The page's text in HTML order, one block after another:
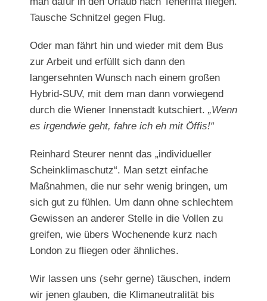
Tausche Schnitzel gegen Flug.
Oder man fährt hin und wieder mit dem Bus
zur Arbeit und erfüllt sich dann den
langersehnten Wunsch nach einem großen
Hybrid-SUV, mit dem man dann vorwiegend
durch die Wiener Innenstadt kutschiert. „Wenn
es irgendwie geht, fahre ich eh mit Öffis!“
Reinhard Steurer nennt das „individueller
Scheinklimaschutz“. Man setzt einfache
Maßnahmen, die nur sehr wenig bringen, um
sich gut zu fühlen. Um dann ohne schlechtem
Gewissen an anderer Stelle in die Vollen zu
greifen, wie übers Wochenende kurz nach
London zu fliegen oder ähnliches.
Wir lassen uns (sehr gerne) täuschen, indem
wir jenen glauben, die Klimaneutralität bis